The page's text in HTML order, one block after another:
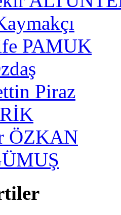
PAMUK
Piraz
ÖZKAN